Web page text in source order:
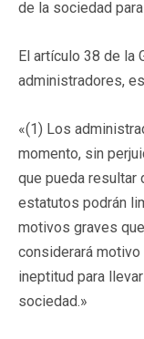
de la sociedad
El artículo 38 de la
administradores,
«(1) Los
momento, sin
que pueda
estatutos podrán
motivos graves
considerará motivo
ineptitud para
sociedad.»